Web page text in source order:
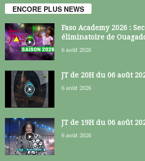
ENCORE PLUS NEWS
Faso Academy 2026 :
éliminatoire de
6 août 2026
JT de 20H du 06 août
6 août 2026
JT de 19H du 06 août
6 août 2026